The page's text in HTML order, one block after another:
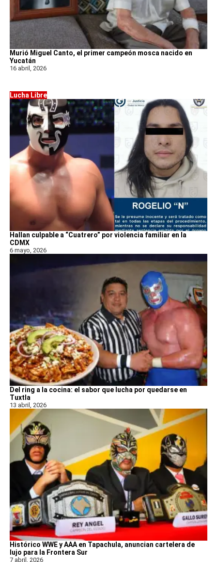
Murió Miguel Canto, el primer campeón mosca nacido en
Yucatán
16 abril, 2026
Lucha Libre
Hallan culpable a “Cuatrero” por violencia familiar en la
CDMX
6 mayo, 2026
Del ring a la cocina: el sabor que lucha por quedarse en
Tuxtla
13 abril, 2026
Histórico WWE y AAA en Tapachula, anuncian cartelera de
lujo para la Frontera Sur
7 abril, 2026